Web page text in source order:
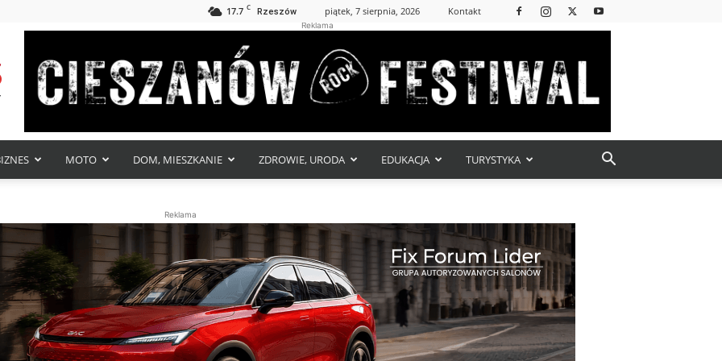
17.7 C Rzeszów piątek, 7 sierpnia, 2026 Kontakt
Reklama
MOTO DOM, MIESZKANIE ZDROWIE, URODA EDUKACJA TURYSTYKA
Reklama